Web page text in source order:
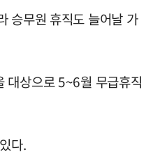
승무원 휴직도 늘어날 가
대상으로 5~6월 무급휴직
다.